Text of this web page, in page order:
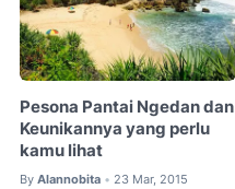
Pesona Pantai Ngedan dan
Keunikannya yang perlu
kamu lihat
By Alannobita • 23 Mar, 2015